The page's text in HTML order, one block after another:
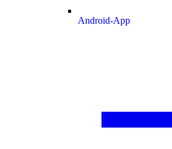
Android-App